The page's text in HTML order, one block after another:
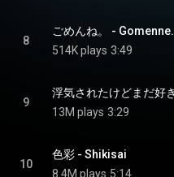
8
ごめんね。 - Gomenne.
514K plays 3:49
9
13M plays 3:29
10
色彩 - Shikisai
8.4M plays 5:14